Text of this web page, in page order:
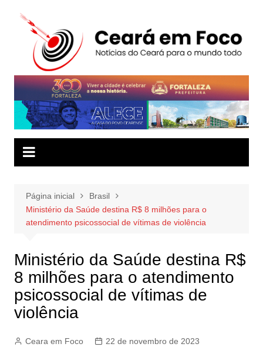
conteúdo
Página inicial
Brasil
Ministério da Saúde destina R$ 8 milhões para o
atendimento psicossocial de vítimas de violência
Ministério da Saúde destina R$
8 milhões para o atendimento
psicossocial de vítimas de
violência
Ceara em Foco
22 de novembro de 2023